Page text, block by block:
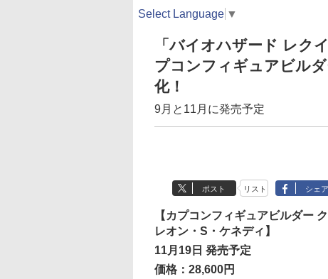
Select Language ▼
「バイオハザード レク
プコンフィギュアビル
化！
9月と11月に発売予定
ポスト リスト シェア
【カプコンフィギュアビルダー
レオン・S・ケネディ】
11月19日 発売予定
価格：28,600円